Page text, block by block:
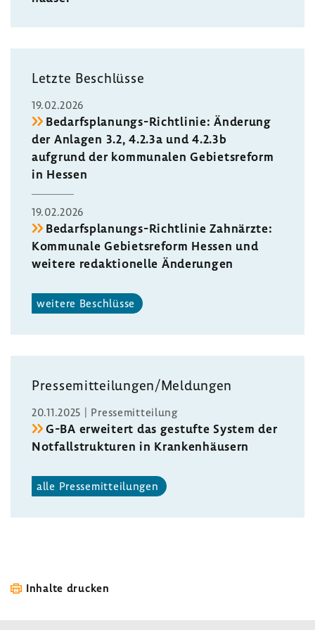
Letzte Beschlüsse
19.02.2026
Bedarfsplanungs-​Richtlinie: Ände­rung
der Anlagen 3.2, 4.2.3a und 4.2.3b
aufgrund der kommu­nalen Gebiets­re­form
in Hessen
19.02.2026
Bedarfsplanungs-​Richtlinie Zahn­ärzte:
Kommu­nale Gebiets­re­form Hessen und
weitere redak­tio­nelle Ände­rungen
weitere Beschlüsse
Pres­se­mit­tei­lungen/Meldungen
20.11.2025 | Pres­se­mit­tei­lung
G-BA erwei­tert das gestufte System der
Notfall­struk­turen in Kran­ken­häu­sern
alle Pres­se­mit­tei­lungen
Inhalte drucken